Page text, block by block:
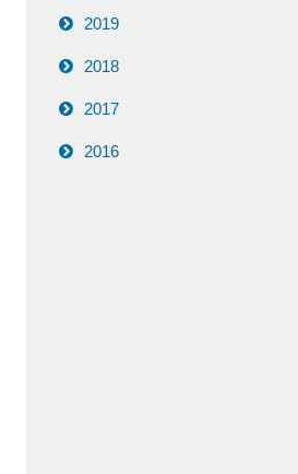
2019
2018
2017
2016